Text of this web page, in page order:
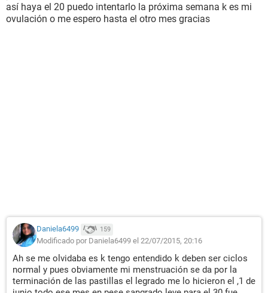
así haya el 20 puedo intentarlo la próxima semana k es mi
ovulación o me espero hasta el otro mes gracias
Daniela6499 159
Modificado por Daniela6499 el 22/07/2015, 20:16
Ah se me olvidaba es k tengo entendido k deben ser ciclos
normal y pues obviamente mi menstruación se da por la
terminación de las pastillas el legrado me lo hicieron el ,1 de